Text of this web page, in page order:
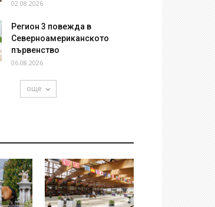
02.08.2026
Регион 3 повежда в
Северноамериканското
първенство
06.08.2026
още